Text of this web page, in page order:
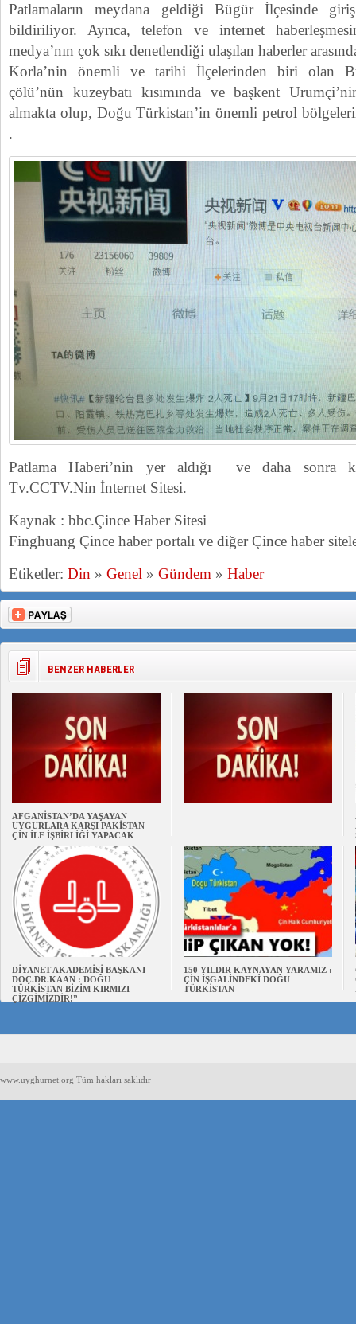
Patlamaların meydana geldiği Bügür İlçesinde giriş
bildiriliyor. Ayrıca, telefon ve internet
medya’nın çok sıkı denetlendiği ulaşılan haberler
Korla’nin önemli ve tarihi İlçelerinden biri olan
çölü’nün kuzeybatı kısımında ve başkent
almakta olup, Doğu Türkistan’in önemli petrol
.
Patlama Haberi’nin yer aldığı ve daha sonra
Tv.CCTV.Nin İnternet Sitesi.
Kaynak : bbc.Çince Haber Sitesi
Finghuang Çince haber portalı ve diğer Çince haber
Etiketler: Din » Genel » Gündem » Haber
BENZER HABERLER
AFGANİSTAN’DA YAŞAYAN
UYGURLARA KARŞI PAKİSTAN
ÇİN İLE İŞBİRLİĞİ YAPACAK
DİYANET AKADEMİSİ BAŞKANI
DOÇ.DR.KAAN : DOĞU
TÜRKİSTAN BİZİM KIRMIZI
ÇİZGİMİZDİR!”
150 YILDIR KAYNAYAN YARAMIZ :
ÇİN İŞGALİNDEKİ DOĞU
TÜRKİSTAN
www.uyghurnet.org Tüm hakları saklıdır